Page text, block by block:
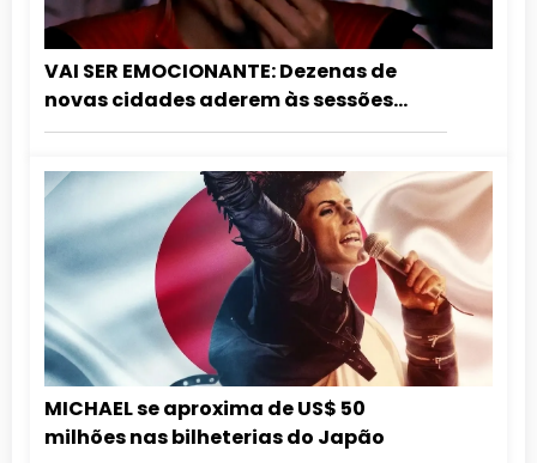
VAI SER EMOCIONANTE: Dezenas de
novas cidades aderem às sessões
especiais de aniversário do Rei do Pop.
MICHAEL se aproxima de US$ 50
milhões nas bilheterias do Japão